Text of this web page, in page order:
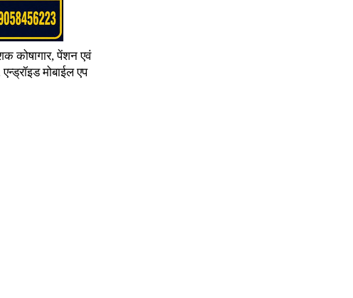
कोषागार, पेंशन एवं
मोबाईल एप